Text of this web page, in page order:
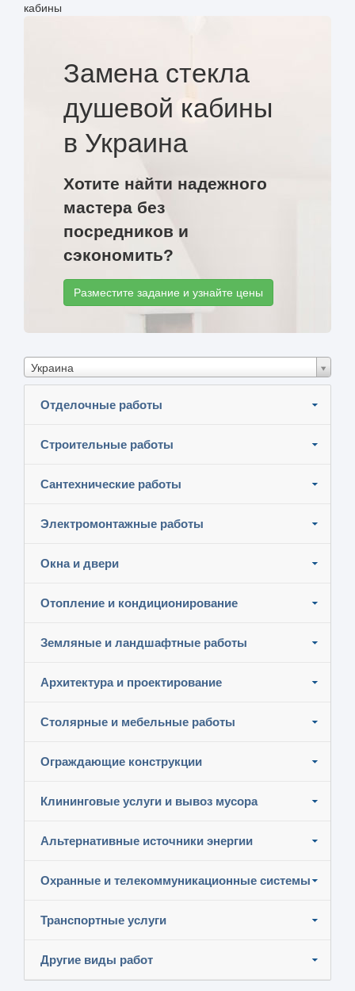
кабины
Замена стекла
душевой кабины
в Украина
Хотите найти надежного
мастера без
посредников и
сэкономить?
Разместите задание и узнайте цены
Украина
Отделочные работы
Строительные работы
Сантехнические работы
Электромонтажные работы
Окна и двери
Отопление и кондиционирование
Земляные и ландшафтные работы
Архитектура и проектирование
Столярные и мебельные работы
Ограждающие конструкции
Клининговые услуги и вывоз мусора
Альтернативные источники энергии
Охранные и телекоммуникационные системы
Транспортные услуги
Другие виды работ